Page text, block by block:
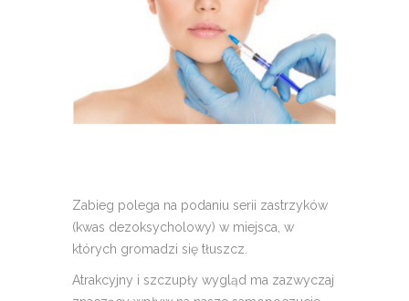
Zabieg polega na podaniu serii zastrzyków
(kwas dezoksycholowy) w miejsca, w
których gromadzi się tłuszcz.
Atrakcyjny i szczupły wygląd ma zazwyczaj